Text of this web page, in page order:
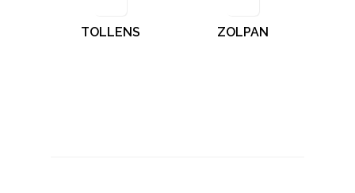
TOLLENS ZOLPAN